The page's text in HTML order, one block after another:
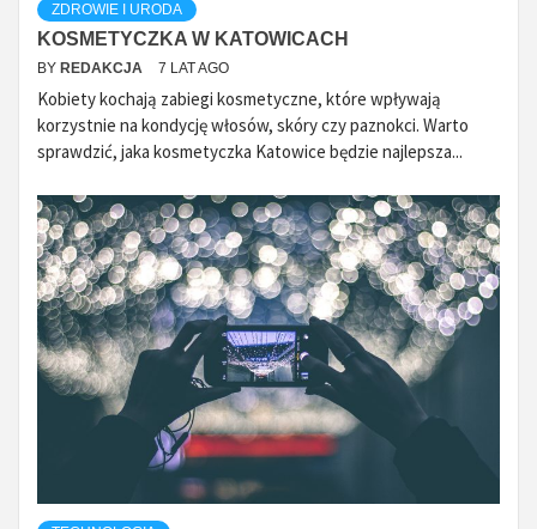
ZDROWIE I URODA
KOSMETYCZKA W KATOWICACH
BY REDAKCJA 7 LAT AGO
Kobiety kochają zabiegi kosmetyczne, które wpływają
korzystnie na kondycję włosów, skóry czy paznokci. Warto
sprawdzić, jaka kosmetyczka Katowice będzie najlepsza...